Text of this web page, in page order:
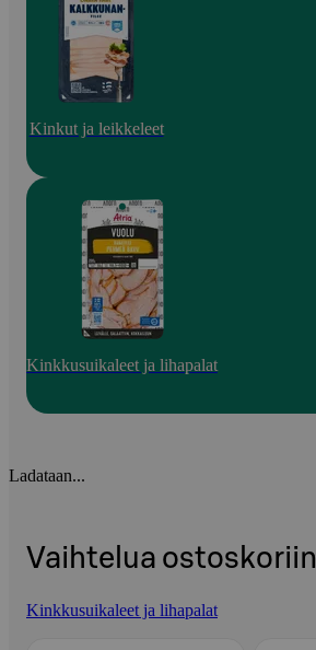
Kinkut ja leikkeleet
Kinkkusuikaleet ja lihapalat
Ladataan...
Vaihtelua ostoskoriin
Kinkkusuikaleet ja lihapalat